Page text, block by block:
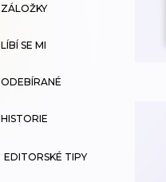
ZÁLOŽKY
HISTORIE
ZÁLOŽKY
LÍBÍ SE MI
ODEBÍRANÉ
HISTORIE
EDITORSKÉ TIPY